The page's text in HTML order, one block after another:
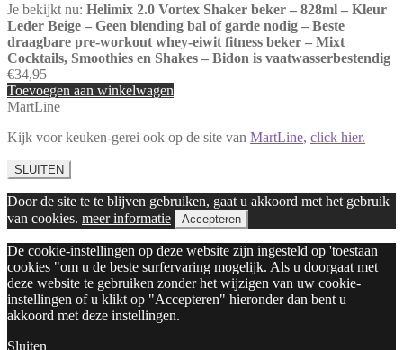
Je bekijkt nu: Helimix 2.0 Vortex Shaker beker – 828ml – Kleur
Leder Beige – Geen blending bal of garde nodig – Beste
draagbare pre-workout whey-eiwit fitness beker – Mixt
Cocktails, Smoothies en Shakes – Bidon is vaatwasserbestendig
€34,95
Toevoegen aan winkelwagen
MartLine
Kijk voor keuken-gerei ook op de site van MartLine, click hier.
SLUITEN
Door de site te te blijven gebruiken, gaat u akkoord met het gebruik
van cookies. meer informatie Accepteren
De cookie-instellingen op deze website zijn ingesteld op 'toestaan
cookies "om u de beste surfervaring mogelijk. Als u doorgaat met
deze website te gebruiken zonder het wijzigen van uw cookie-
instellingen of u klikt op "Accepteren" hieronder dan bent u
akkoord met deze instellingen.
Sluiten